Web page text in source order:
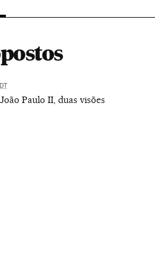
Paulo II, duas visões